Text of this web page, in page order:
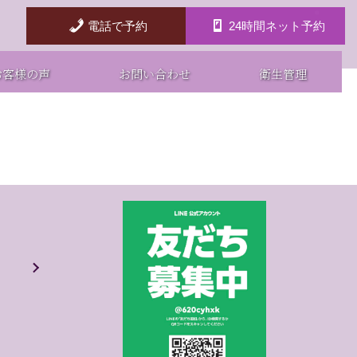
電話で予約 24時間ネット予約
様の声 お問い合わせ 衛生管理